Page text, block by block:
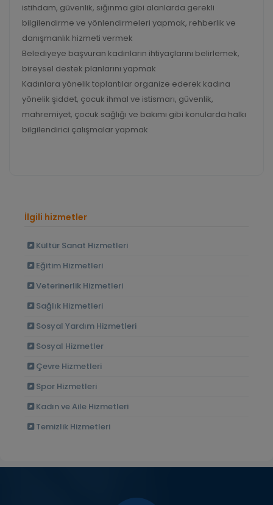
istihdam, güvenlik, sığınma gibi alanlarda gerekli
bilgilendirme ve yönlendirmeleri yapmak, rehberlik ve
danışmanlık hizmeti vermek
Belediyeye başvuran kadınların ihtiyaçlarını belirlemek,
bireysel destek planlarını yapmak
Kadınlara yönelik toplantılar organize ederek kadına
yönelik şiddet, çocuk ihmal ve istismarı, güvenlik,
mahremiyet, çocuk sağlığı ve bakımı gibi konularda halkı
bilgilendirici çalışmalar yapmak
İlgili hizmetler
Kültür Sanat Hizmetleri
Eğitim Hizmetleri
Veterinerlik Hizmetleri
Sağlık Hizmetleri
Sosyal Yardım Hizmetleri
Sosyal Hizmetler
Çevre Hizmetleri
Spor Hizmetleri
Kadın ve Aile Hizmetleri
Temizlik Hizmetleri